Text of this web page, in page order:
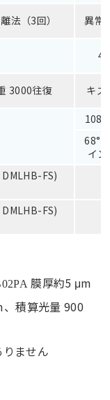
法（3回） 異常
3000往復 キズ
68°(
イ
FS)
FS)
膜厚約5 μm
積算光量 900
ません